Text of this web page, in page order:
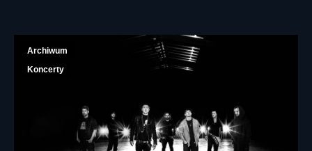
Archiwum
Koncerty